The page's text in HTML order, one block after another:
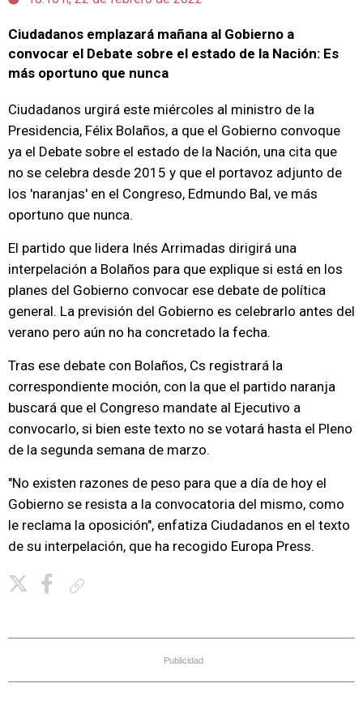
Ciudadanos emplazará mañana al Gobierno a
convocar el Debate sobre el estado de la Nación: Es
más oportuno que nunca
Ciudadanos urgirá este miércoles al ministro de la
Presidencia, Félix Bolaños, a que el Gobierno convoque
ya el Debate sobre el estado de la Nación, una cita que
no se celebra desde 2015 y que el portavoz adjunto de
los 'naranjas' en el Congreso, Edmundo Bal, ve más
oportuno que nunca.
El partido que lidera Inés Arrimadas dirigirá una
interpelación a Bolaños para que explique si está en los
planes del Gobierno convocar ese debate de política
general. La previsión del Gobierno es celebrarlo antes del
verano pero aún no ha concretado la fecha.
Tras ese debate con Bolaños, Cs registrará la
correspondiente moción, con la que el partido naranja
buscará que el Congreso mandate al Ejecutivo a
convocarlo, si bien este texto no se votará hasta el Pleno
de la segunda semana de marzo.
"No existen razones de peso para que a día de hoy el
Gobierno se resista a la convocatoria del mismo, como
le reclama la oposición", enfatiza Ciudadanos en el texto
de su interpelación, que ha recogido Europa Press.
Publicidad